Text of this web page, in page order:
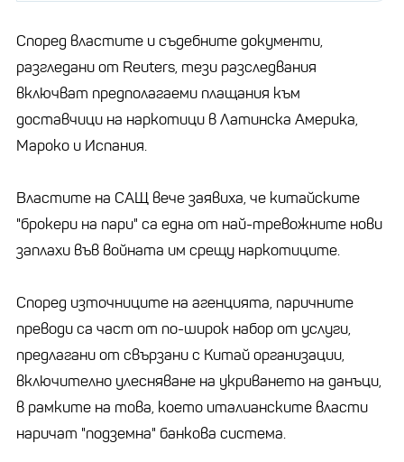
Според властите и съдебните документи,
разгледани от Reuters, тези разследвания
включват предполагаеми плащания към
доставчици на наркотици в Латинска Америка,
Мароко и Испания.
Властите на САЩ вече заявиха, че китайските
"брокери на пари" са една от най-тревожните нови
заплахи във войната им срещу наркотиците.
Според източниците на агенцията, паричните
преводи са част от по-широк набор от услуги,
предлагани от свързани с Китай организации,
включително улесняване на укриването на данъци,
в рамките на това, което италианските власти
наричат "подземна" банкова система.